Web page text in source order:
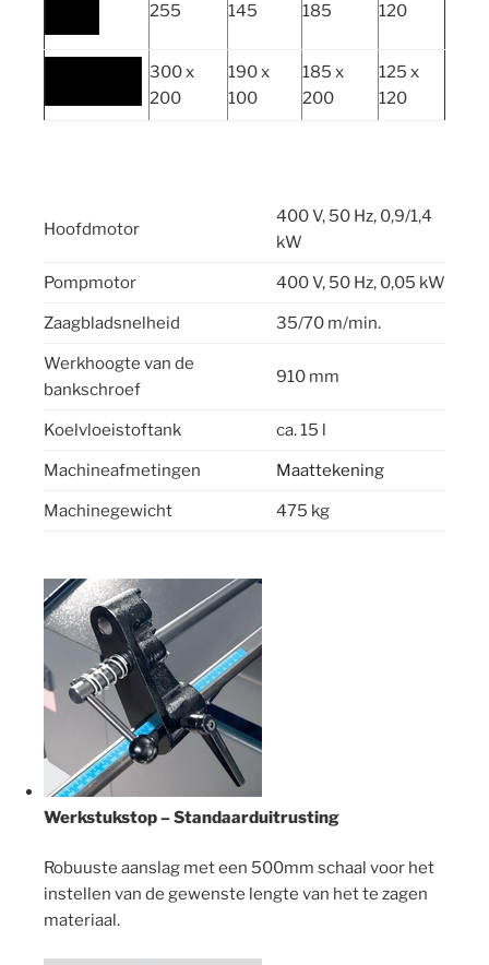
255 145 185 120
300 x
200
190 x
100
185 x
200
125 x
120
Hoofdmotor
400 V, 50 Hz, 0,9/1,4
kW
Pompmotor 400 V, 50 Hz, 0,05 kW
Zaagbladsnelheid 35/70 m/min.
Werkhoogte van de
bankschroef
910 mm
Koelvloeistoftank ca. 15 l
Machineafmetingen Maattekening
Machinegewicht 475 kg
Werkstukstop – Standaarduitrusting
Robuuste aanslag met een 500mm schaal voor het
instellen van de gewenste lengte van het te zagen
materiaal.